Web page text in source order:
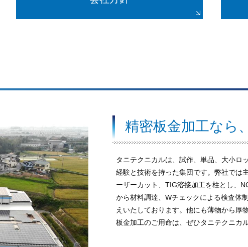
精密板金加工なら
タニテクニカルは、試作、単品、大小ロ
経験と技術を持った集団です。弊社では
ーザーカット、TIG溶接加工を柱とし、
から材料調達、Wチェックによる検査体
えいたしております。他にも薄物から厚
板金加工のご用命は、ぜひタニテクニカ